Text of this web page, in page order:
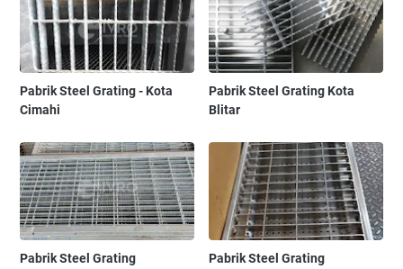
Pabrik Steel Grating - Kota
Cimahi
Pabrik Steel Grating Kota
Blitar
Pabrik Steel Grating
Pabrik Steel Grating